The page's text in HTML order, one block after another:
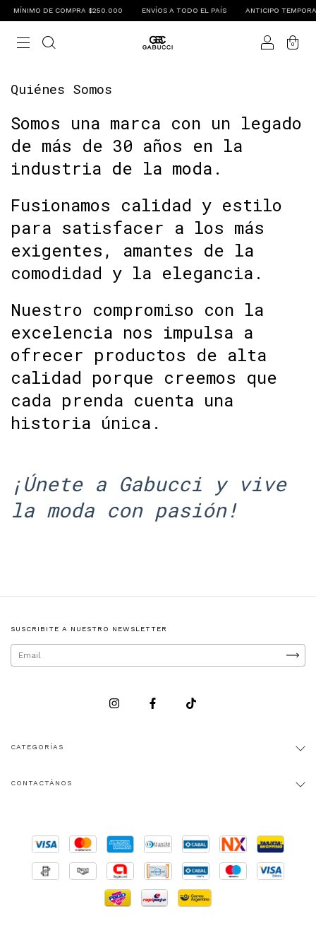
MÍNIMO DE COMPRA $250.000 ENVÍOS A TODO EL PAÍS ANTICIPO
0
Quiénes Somos
Somos una marca con un legado
de más de 30 años en la
industria de la moda.
Fusionamos calidad y estilo
para satisfacer a los más
exigentes, amantes de la
comodidad y la elegancia.
Nuestro compromiso con la
excelencia nos impulsa a
ofrecer productos de alta
calidad porque creemos que
cada prenda cuenta una
historia única.
¡Únete a Gabucci y vive
la moda con pasión!
SUSCRIBITE A NUESTRO NEWSLETTER
CATEGORÍAS
CONTACTÁNOS